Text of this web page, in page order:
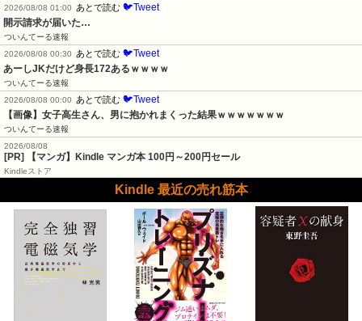
2026/08/08 01:00
あとで読む 🐦Tweet
開示請求が届いた…
ついんてーる速報
2026/08/08 00:30
あとで読む 🐦Tweet
あーしJKだけど身長172あるｗｗｗｗ
ついんてーる速報
2026/08/08 00:00
あとで読む 🐦Tweet
【画像】女子高生さん、男に抱かれまくった結果ｗｗｗｗｗｗｗ
ついんてーる速報
2026/08/08
[PR] 【マンガ】Kindle マンガ本 100円～200円セール
Kindleストア
Kindle 最近の売れ筋本